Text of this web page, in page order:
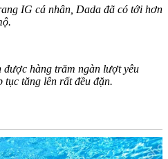
IG cá nhân, Dada đã có tới hơn
được hàng trăm ngàn lượt yêu
tục tăng lên rất đều đặn.